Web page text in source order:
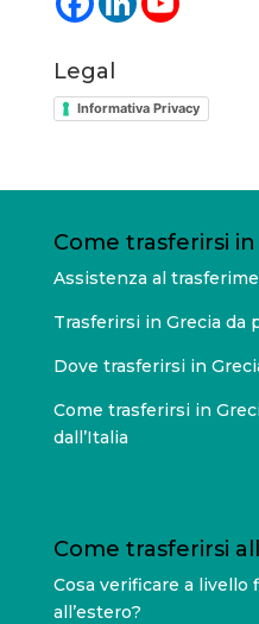
Legal
Informativa Privacy
Come trasferirsi in
Assistenza al
Trasferirsi in Grecia da
Dove trasferirsi in
Come trasferirsi in
dall’Italia
Come trasferirsi
Cosa verificare a
all’estero?